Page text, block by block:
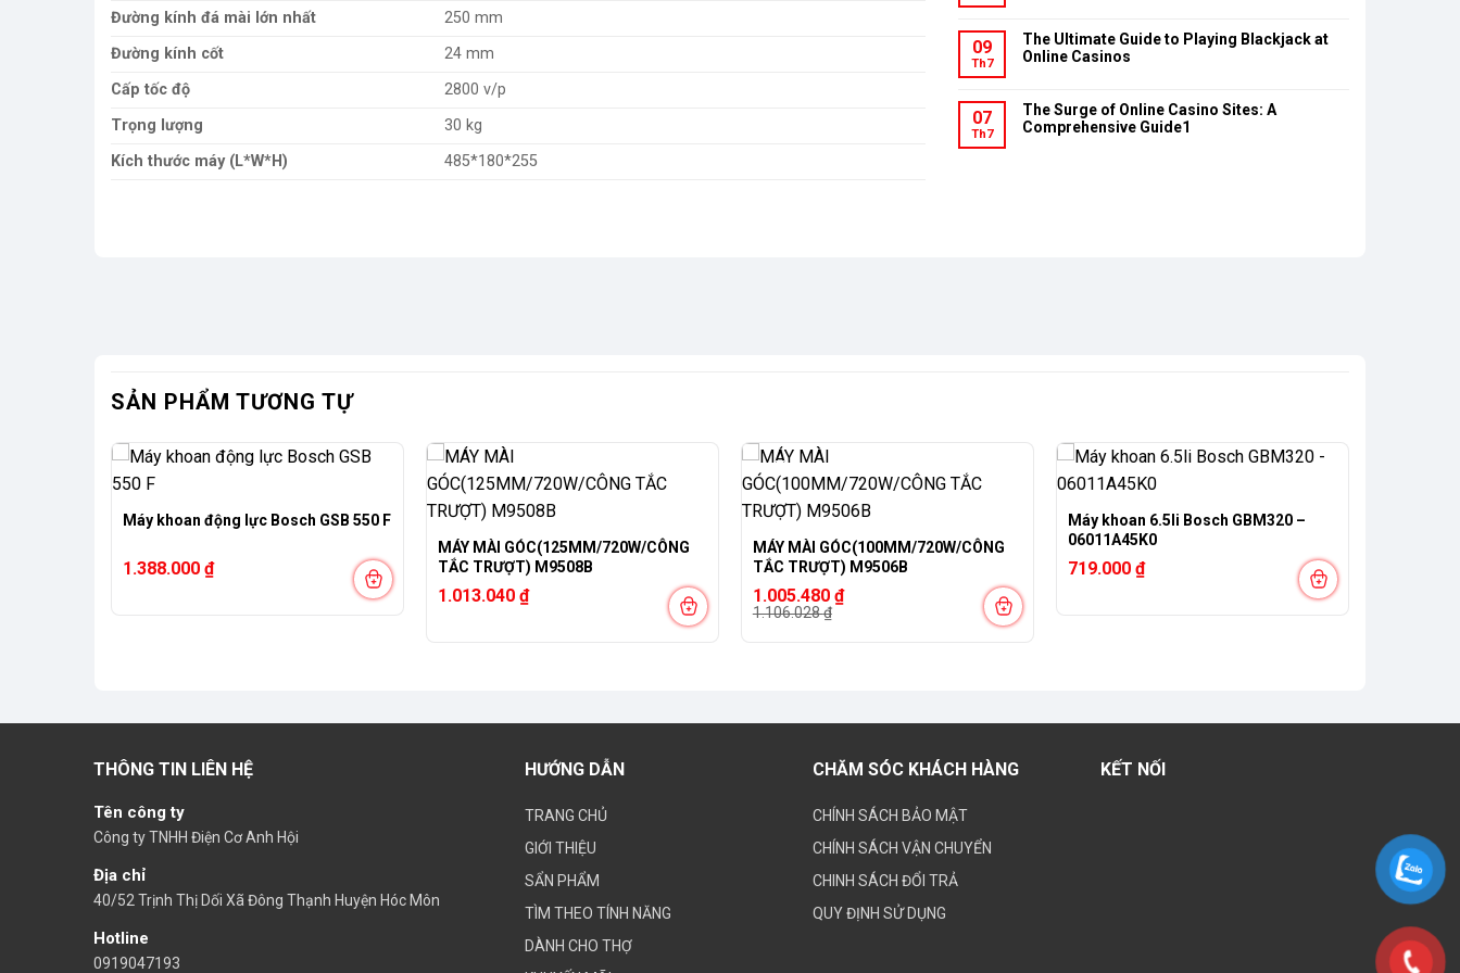
Đường kính đá mài lớn nhất
250 mm
Đường kính cốt
24 mm
Cấp tốc độ
2800 v/p
Trọng lượng
30 kg
Kích thước máy (L*W*H)
485*180*255
09
Th7
The Ultimate Guide to Playing Blackjack at
Online Casinos
07
Th7
The Surge of Online Casino Sites: A
Comprehensive Guide1
SẢN PHẨM TƯƠNG TỰ
Máy khoan động lực Bosch GSB 550 F
1.388.000 ₫
MÁY MÀI GÓC(125MM/720W/CÔNG
TẮC TRƯỢT) M9508B
1.013.040 ₫
-9%
MÁY MÀI GÓC(100MM/720W/CÔNG
TẮC TRƯỢT) M9506B
1.106.028₫
Giá
gốc
1.005.480 ₫
Giá
hiện
Máy khoan 6.5li Bosch GBM320 –
06011A45K0
719.000 ₫
THÔNG TIN LIÊN HỆ
Tên công ty
Công ty TNHH Điện Cơ Anh Hội
Địa chỉ
40/52 Trịnh Thị Dối Xã Đông Thạnh Huyện Hóc Môn
Hotline
0919047193
HƯỚNG DẪN
TRANG CHỦ
GIỚI THIỆU
SẨN PHẨM
TÌM THEO TÍNH NĂNG
DÀNH CHO THỢ
CHĂM SÓC KHÁCH HÀNG
CHÍNH SÁCH BẢO MẬT
CHÍNH SÁCH VẬN CHUYỂN
CHINH SÁCH ĐỔI TRẢ
QUY ĐỊNH SỬ DỤNG
KẾT NỐI